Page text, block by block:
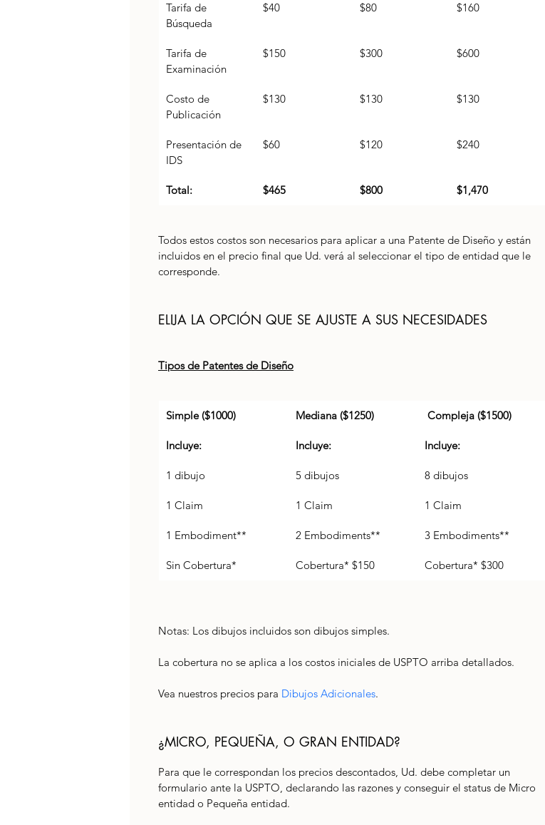
Tarifa de
Búsqueda
$40 $80 $160
Tarifa de
Examinación
$150 $300 $600
Costo de
Publicación
$130 $130 $130
Presentación de
IDS
$60 $120 $240
Total: $465 $800 $1,470
Todos estos costos son necesarios para aplicar a una Patente de Diseño y están
incluidos en el precio final que Ud. verá al seleccionar el tipo de entidad que le
corresponde.
ELIJA LA OPCIÓN QUE SE AJUSTE A SUS NECESIDADES
Tipos de Patentes de Diseño
Simple ($1000) Mediana ($1250) Compleja ($1500)
Incluye: Incluye: Incluye:
1 dibujo 5 dibujos 8 dibujos
1 Claim 1 Claim 1 Claim
1 Embodiment** 2 Embodiments** 3 Embodiments**
Sin Cobertura* Cobertura* $150 Cobertura* $300
Notas: Los dibujos incluidos son dibujos simples.
La cobertura no se aplica a los costos iniciales de USPTO arriba detallados.
Vea nuestros precios para Dibujos Adicionales.
¿MICRO, PEQUEÑA, O GRAN ENTIDAD?
Para que le correspondan los precios descontados, Ud. debe completar un
formulario ante la USPTO, declarando las razones y conseguir el status de Micro
entidad o Pequeña entidad.